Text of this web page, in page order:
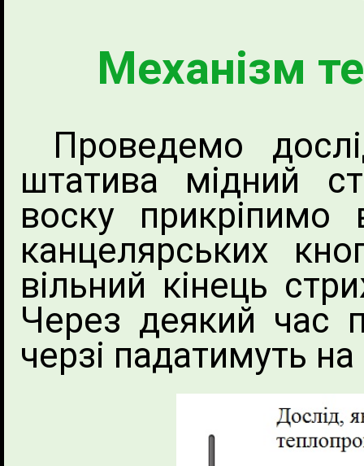
Механізм
Проведемо
штатива мідний
воску прикріпимо
канцелярських
вільний кінець
Через деякий час
черзі падатимуть на